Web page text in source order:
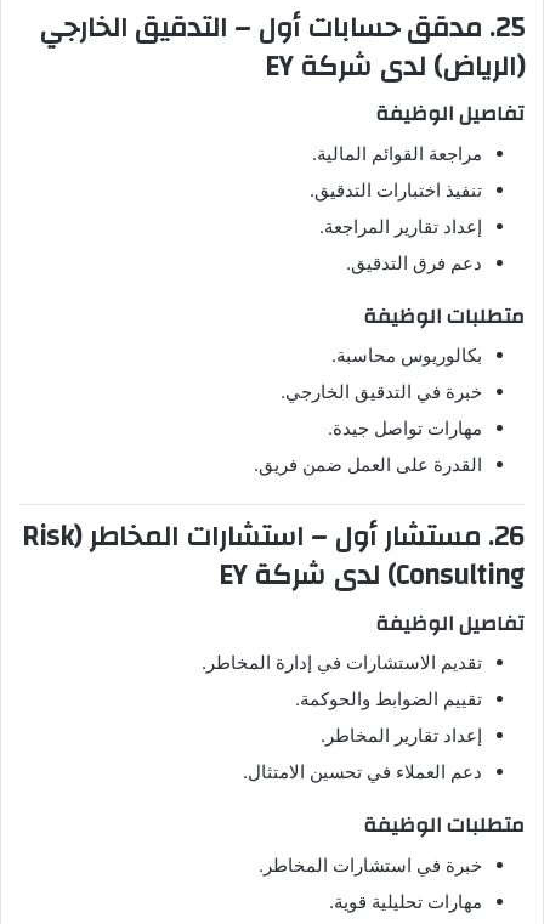
25. مدقق حسابات أول – التدقيق الخارجي
(الرياض) لدى شركة EY
تفاصيل الوظيفة
مراجعة القوائم المالية.
تنفيذ اختبارات التدقيق.
إعداد تقارير المراجعة.
دعم فرق التدقيق.
متطلبات الوظيفة
بكالوريوس محاسبة.
خبرة في التدقيق الخارجي.
مهارات تواصل جيدة.
القدرة على العمل ضمن فريق.
26. مستشار أول – استشارات المخاطر (Risk
Consulting) لدى شركة EY
تفاصيل الوظيفة
تقديم الاستشارات في إدارة المخاطر.
تقييم الضوابط والحوكمة.
إعداد تقارير المخاطر.
دعم العملاء في تحسين الامتثال.
متطلبات الوظيفة
خبرة في استشارات المخاطر.
مهارات تحليلية قوية.